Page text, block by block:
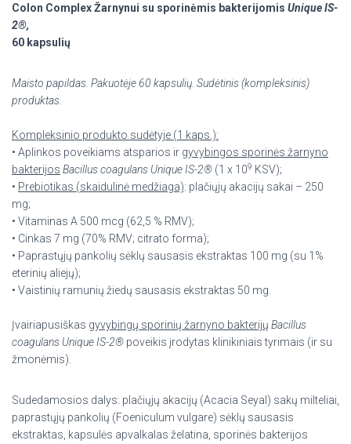
Colon ComplexŽarnynui su sporinėmis bakterijomis Unique IS-
2®,
60 kapsulių
Maisto papildas. Pakuotėje 60 kapsulių. Sudėtinis (kompleksinis)
produktas.
Kompleksinio produkto sudėtyje (1 kaps.):
• Aplinkos poveikiams atsparios ir gyvybingos sporinės žarnyno
bakterijos Bacillus coagulans Unique IS-2® (1 x 109 KSV);
• Prebiotikas (skaidulinė medžiaga): plačiųjų akacijų sakai – 250
mg;
• Vitaminas A 500 mcg (62,5 % RMV);
• Cinkas 7 mg (70% RMV; citrato forma);
• Paprastųjų pankolių sėklų sausasis ekstraktas 100 mg (su 1%
eterinių aliejų);
• Vaistinių ramunių žiedų sausasis ekstraktas 50 mg.
Įvairiapusiškas gyvybingų sporinių žarnyno bakterijų Bacillus
coagulans Unique IS-2® poveikis įrodytas klinikiniais tyrimais (ir su
žmonėmis).
Sudedamosios dalys: plačiųjų akacijų (Acacia Seyal) sakų milteliai,
paprastųjų pankolių (Foeniculum vulgare) sėklų sausasis
ekstraktas, kapsulės apvalkalas želatina, sporinės bakterijos